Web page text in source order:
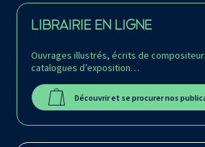
LIBRAIRIE EN LIGNE
Ouvrages illustrés, écrits de
catalogues d’exposition…
Découvrir et se procurer nos